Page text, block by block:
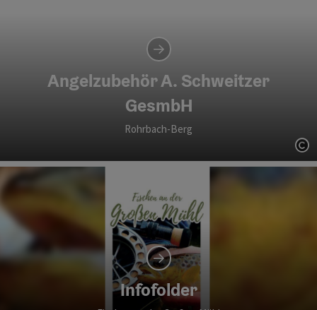
Angelzubehör A. Schweitzer
GesmbH
Rohrbach-Berg
Infofolder